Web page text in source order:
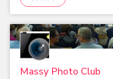
Massy Photo Club